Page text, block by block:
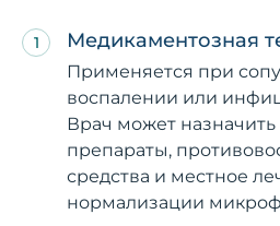
Медикаментозная
Применяется при
воспалении или
Врач может
препараты,
средства и местное
нормализации